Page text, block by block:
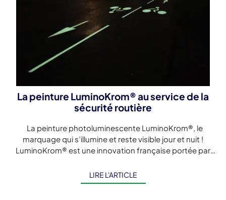
La peinture LuminoKrom® au service de la
sécurité routière
La peinture photoluminescente LuminoKrom®, le
marquage qui s’illumine et reste visible jour et nuit !
LuminoKrom® est une innovation française portée par
photoluminescente, […]
LIRE L'ARTICLE